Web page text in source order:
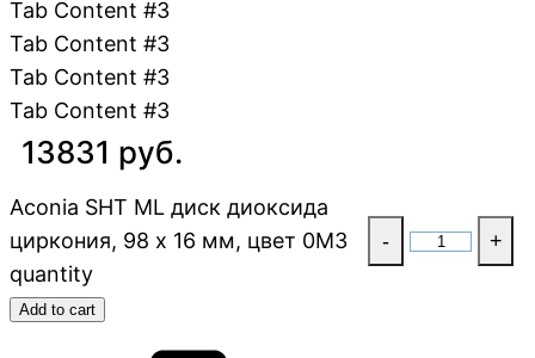
Tab Content #3
Tab Content #3
Tab Content #3
Tab Content #3
13831 руб.
Aconia SHT ML диск диоксида
циркония, 98 x 16 мм, цвет 0M3
quantity
- +
Add to cart